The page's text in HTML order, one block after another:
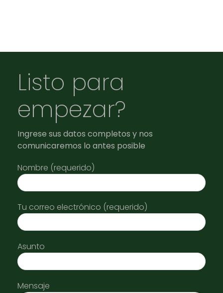
Listo para
empezar?
Ingrese sus datos completos y nos
comunicaremos lo antes posible
Nombre (requerido)
Tu correo electrónico (requerido)
Asunto
Mensaje